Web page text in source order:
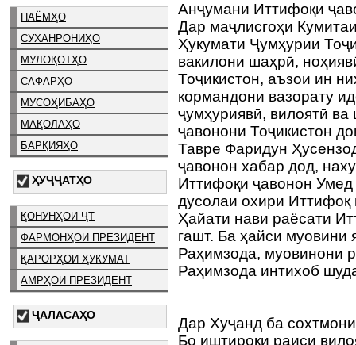
ПАЁМҲО
СУХАНРОНИҲО
МУЛОҚОТҲО
САФАРҲО
МУСОҲИБАҲО
МАҚОЛАҲО
БАРҚИЯҲО
ҲУҶҶАТҲО
ҚОНУНҲОИ ҶТ
ФАРМОНҲОИ ПРЕЗИДЕНТ
ҚАРОРҲОИ ҲУКУМАТ
АМРҲОИ ПРЕЗИДЕНТ
ҶАЛАСАҲО
Анҷумани Иттифоқи
Дар маҷлисгоҳи
Ҳукумати Ҷумҳурии
вакилони шаҳрӣ,
Тоҷикистон, аъзои ин
кормандони вазорату
ҷумҳуриявӣ, вилоятӣ
ҷавонони Тоҷикистон
Тавре Фаридун
ҷавонон хабар дод,
Иттифоқи ҷавонон
дусолаи охири
Ҳайати нави раёсати
гашт. Ба ҳайси
Раҳимзода, муовинони
Раҳимзода интихоб
Дар Хуҷанд ба
Бо иштироки раиси